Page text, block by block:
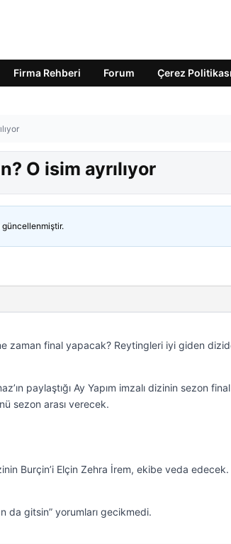
Firma Rehberi Forum Çerez Politikası
O isim ayrılıyor
güncellenmiştir.
zaman final yapacak? Reytingleri iyi giden
paylaştığı Ay Yapım imzalı dizinin sezon
sezon arası verecek.
Burçin’i Elçin Zehra İrem, ekibe veda edecek.
da gitsin” yorumları gecikmedi.